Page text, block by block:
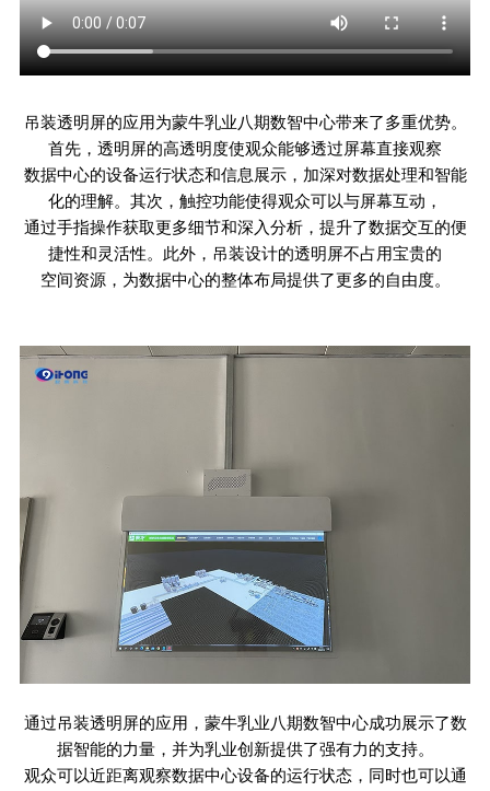
吊装透明屏的应用为蒙牛乳业八期数智中心带来了多重优势。
首先，透明屏的高透明度使观众能够透过屏幕直接观察
数据中心的设备运行状态和信息展示，加深对数据处理和智能
化的理解。其次，触控功能使得观众可以与屏幕互动，
通过手指操作获取更多细节和深入分析，提升了数据交互的便
捷性和灵活性。此外，吊装设计的透明屏不占用宝贵的
空间资源，为数据中心的整体布局提供了更多的自由度。
通过吊装透明屏的应用，蒙牛乳业八期数智中心成功展示了数
据智能的力量，并为乳业创新提供了强有力的支持。
观众可以近距离观察数据中心设备的运行状态，同时也可以通